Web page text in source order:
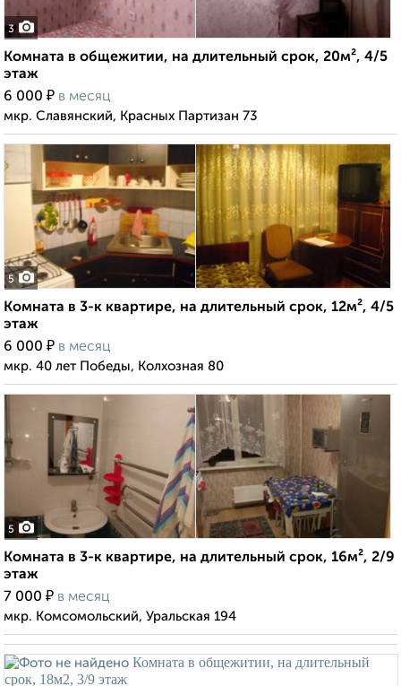
3
Комната в общежитии, на длительный срок, 20м², 4/5
этаж
6 000 ₽ в месяц
мкр. Славянский, Красных Партизан 73
5
Комната в 3-к квартире, на длительный срок, 12м², 4/5
этаж
6 000 ₽ в месяц
мкр. 40 лет Победы, Колхозная 80
5
Комната в 3-к квартире, на длительный срок, 16м², 2/9
этаж
7 000 ₽ в месяц
мкр. Комсомольский, Уральская 194